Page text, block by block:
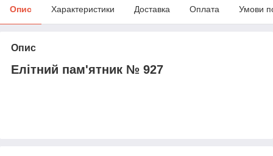
Опис Характеристики Доставка Оплата Умови
Опис
Елітний пам'ятник № 927